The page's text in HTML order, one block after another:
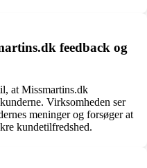
feedback og
at Missmartins.dk
Virksomheden ser
meninger og forsøger at
kundetilfredshed.